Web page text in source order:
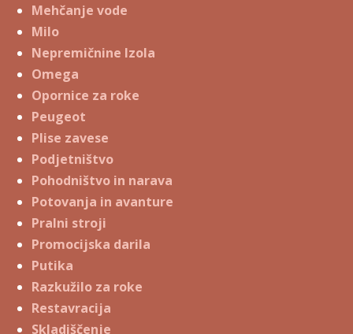
Mehčanje vode
Milo
Nepremičnine Izola
Omega
Opornice za roke
Peugeot
Plise zavese
Podjetništvo
Pohodništvo in narava
Potovanja in avanture
Pralni stroji
Promocijska darila
Putika
Razkužilo za roke
Restavracija
Skladiščenje